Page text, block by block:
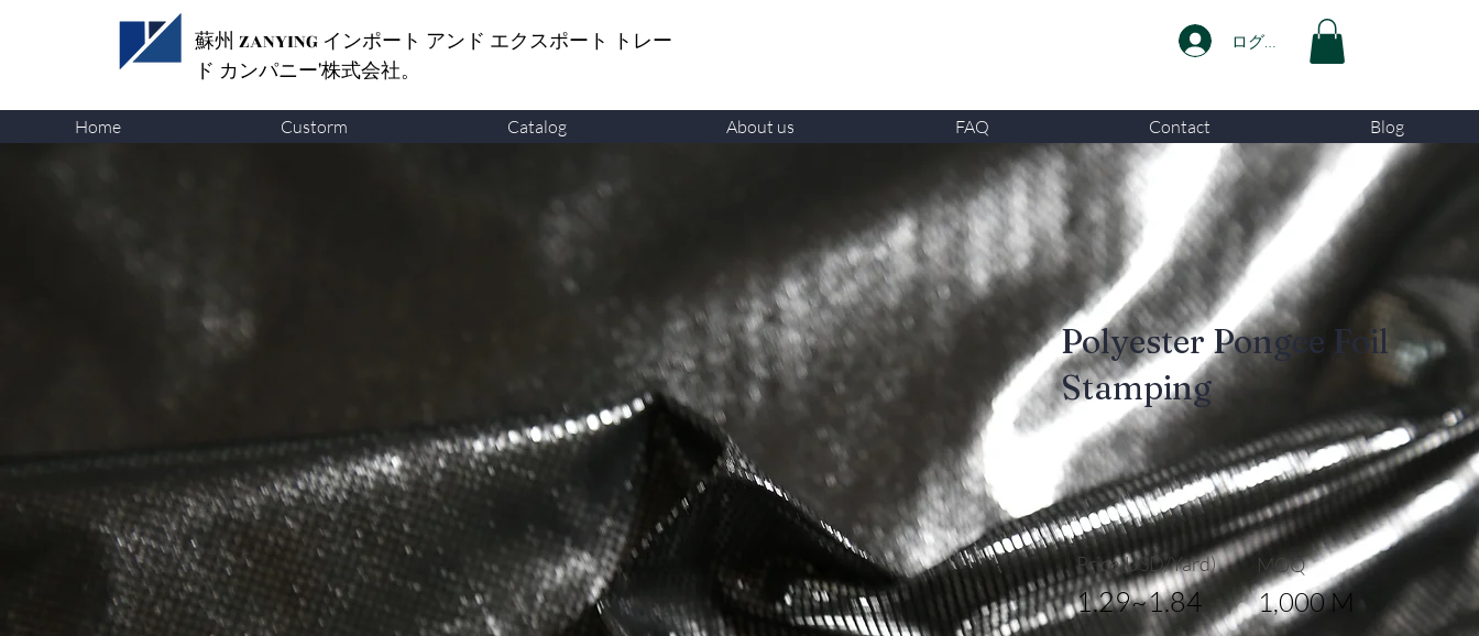
蘇州 ZANYING インポート アンド エクスポート トレー
ド カンパニー'株式会社。
ログイン
Home Custorm Catalog About us FAQ Contact Blog
Polyester Pongee Foil
Stamping
Price(USD/Yard)
1.29~1.84
MOQ
1,000 M